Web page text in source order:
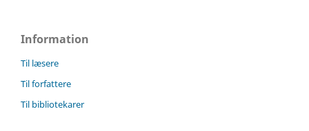
Information
Til læsere
Til forfattere
Til bibliotekarer